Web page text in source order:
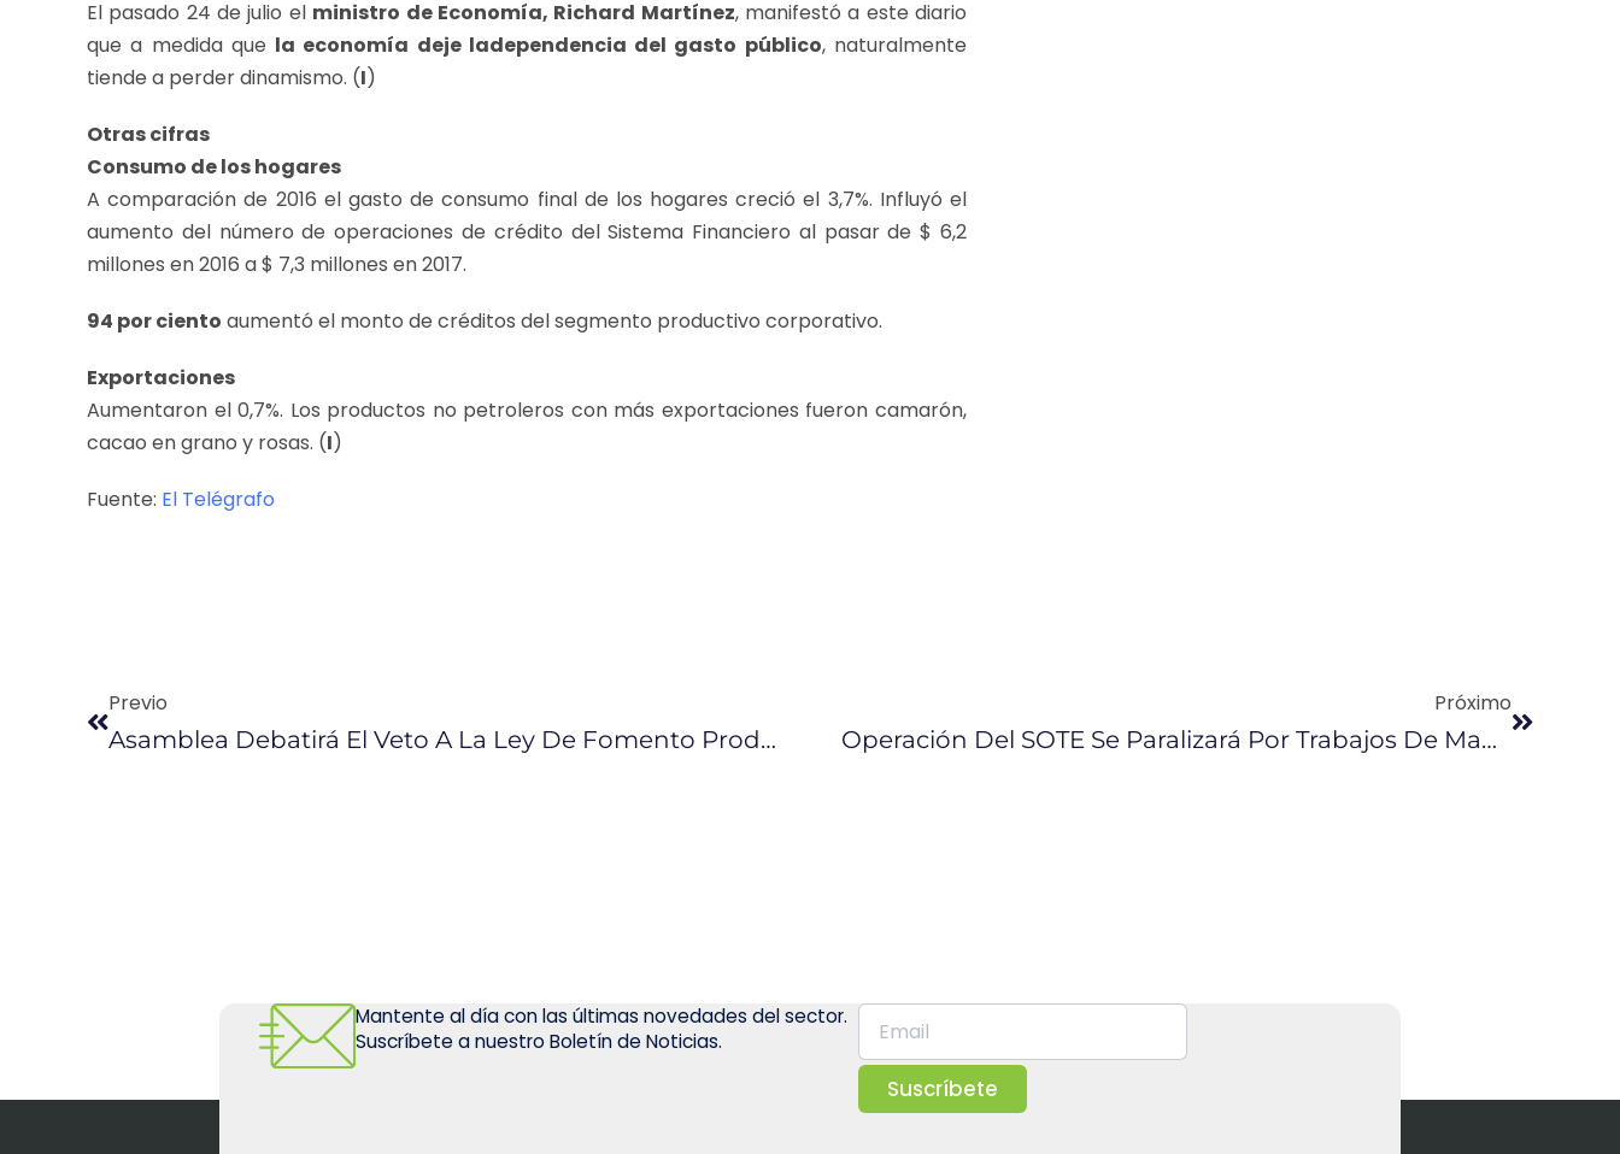
El pasado 24 de julio el ministro de Economía, Richard Martínez, manifestó a este diario
que a medida que la economía deje ladependencia del gasto público, naturalmente
tiende a perder dinamismo. (I)
Otras cifras
Consumo de los hogares
A comparación de 2016 el gasto de consumo final de los hogares creció el 3,7%. Influyó el
aumento del número de operaciones de crédito del Sistema Financiero al pasar de $ 6,2
millones en 2016 a $ 7,3 millones en 2017.
94 por ciento aumentó el monto de créditos del segmento productivo corporativo.
Exportaciones
Aumentaron el 0,7%. Los productos no petroleros con más exportaciones fueron camarón,
cacao en grano y rosas. (I)
Fuente: El Telégrafo
Previo
Asamblea Debatirá El Veto A La Ley De Fomento Productivo El Martes 7 De Agosto
Próximo
Operación Del SOTE Se Paralizará Por Trabajos De Mantenimiento
Mantente al día con las últimas novedades del sector.
Suscríbete a nuestro Boletín de Noticias.
Suscríbete